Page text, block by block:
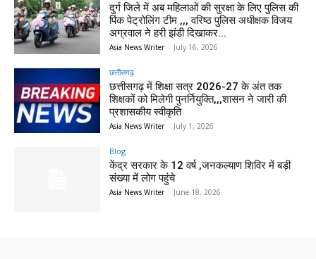
दुर्ग जिले में अब महिलाओं की सुरक्षा के लिए पुलिस की
पिंक पेट्रोलिंग टीम ,,, वरिष्ठ पुलिस अधीक्षक विजय
अग्रवाल ने हरी झंडी दिखाकर...
Asia News Writer - July 16, 2026
छत्तीसगढ़
छत्तीसगढ़ में शिक्षा सत्र 2026-27 के अंत तक
शिक्षकों को मिलेगी पुनर्नियुक्ति,,,शासन ने जारी की
प्रशासकीय स्वीकृति
Asia News Writer - July 1, 2026
Blog
केंद्र सरकार के 12 वर्ष ,जनकल्याण शिविर में बड़ी
संख्या में लोग पहुंचे
Asia News Writer - June 18, 2026